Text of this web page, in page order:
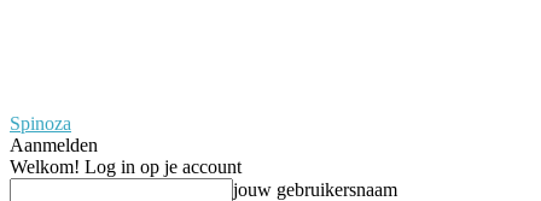
Spinoza
Aanmelden
Welkom! Log in op je account
jouw gebruikersnaam